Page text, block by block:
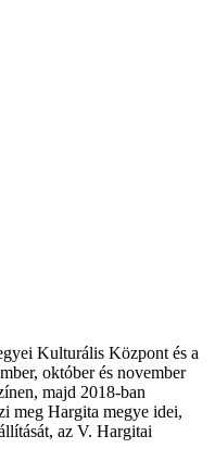
Kulturális Központ és a
október és november
majd 2018-ban
meg Hargita megye idei,
az V. Hargitai